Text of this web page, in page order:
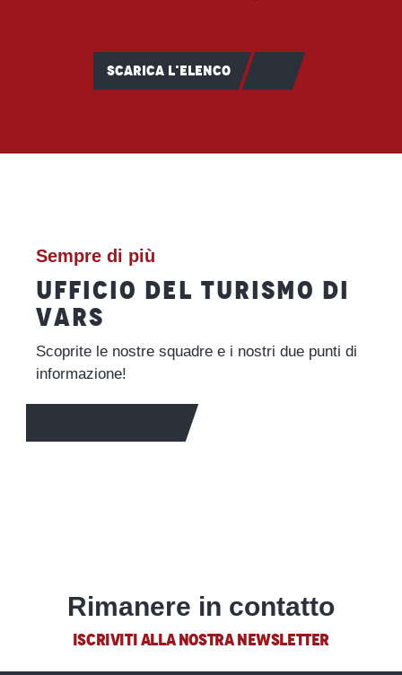
SCARICA L'ELENCO
Sempre di più
UFFICIO DEL TURISMO DI
VARS
Scoprite le nostre squadre e i nostri due punti di
informazione!
Rimanere in contatto
ISCRIVITI ALLA NOSTRA NEWSLETTER